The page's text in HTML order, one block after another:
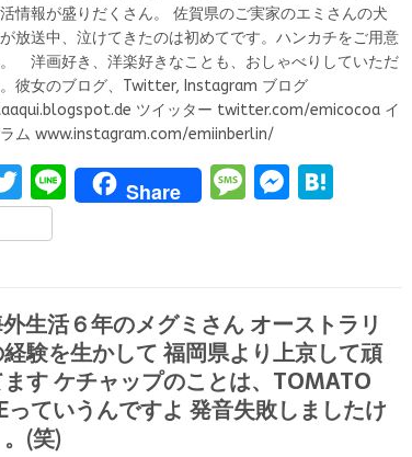
活情報が盛りだくさん。 佐賀県のご実家のエミさんの犬
放送中、泣けてきたのは初めてです。ハンカチをご用意
。 洋画好き、洋楽好きなことも、おしゃべりしていただ
彼女のブログ、Twitter, Instagram ブログ
ツイッター twitter.com/emicocoa イ
ラム www.instagram.com/emiinberlin/
T
w
it
r
Li
n
Share
M
g
e
M
g
er
a
生活６年のメグミさん オーストラリ
験を生かして 福岡県より上京して頑
す ケチャップのことは、TOMATO
っていうんですよ 発音失敗しましたけ
(笑)